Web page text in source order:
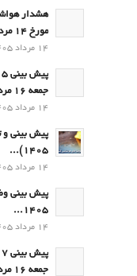
مورخ 14 مرداد 1405...
14 مرداد 1405 - 2:18 ب.ظ
جمعه 16 مرداد 1405...
14 مرداد 1405 - 1:43 ب.ظ
۱۴۰۵)...
14 مرداد 1405 - 12:17 ب.ظ
1405...
14 مرداد 1405 - 11:00 ق.ظ
جمعه 16 مرداد 1405...